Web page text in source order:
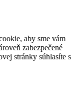
aby sme vám
zabezpečené
stránky súhlasíte s